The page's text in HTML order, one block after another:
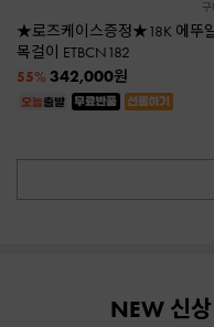
구
★로즈케이스증정★18K 에뚜
목걸이 ETBCN182
55% 342,000원
NEW 신